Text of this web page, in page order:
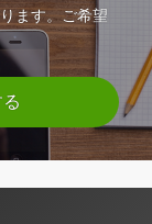
ます。ご希望